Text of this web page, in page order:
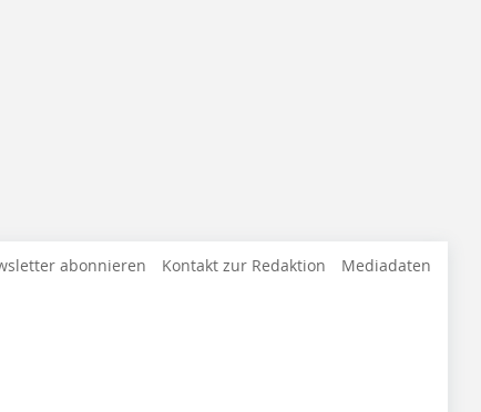
abonnieren Kontakt zur Redaktion Mediadaten